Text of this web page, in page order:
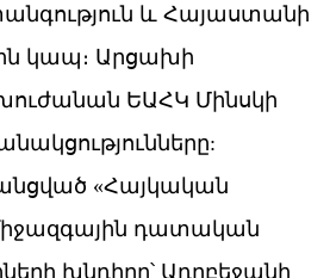
և Հայաստանի
կապ։ Արցախի
ԵԱՀԿ Մինսկի
«Հայկական
դատական
խնդիրը՝ Ադրբեջանի